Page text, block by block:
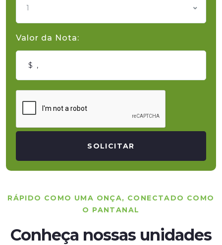
1
Valor da Nota:
SOLICITAR
RÁPIDO COMO UMA ONÇA, CONECTADO COMO
O PANTANAL
Conheça nossas unidades